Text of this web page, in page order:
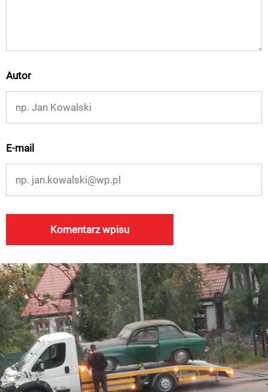
Autor
E-mail